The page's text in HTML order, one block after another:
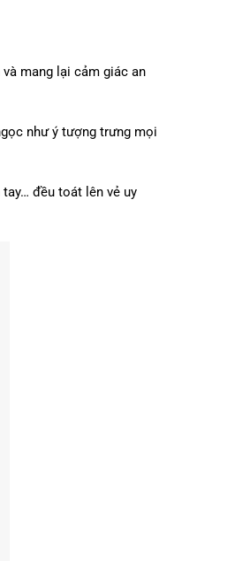
mang lại cảm giác an
như ý tượng trưng mọi
đều toát lên vẻ uy